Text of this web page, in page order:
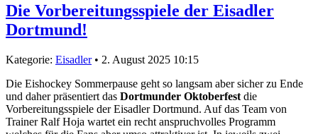
Die Vorbereitungsspiele der Eisadler
Dortmund!
Kategorie: Eisadler• 2. August 2025 10:15
Die Eishockey Sommerpause geht so langsam aber sicher zu Ende
und daher präsentiert das Dortmunder Oktoberfest die
Vorbereitungsspiele der Eisadler Dortmund. Auf das Team von
Trainer Ralf Hoja wartet ein recht anspruchvolles Programm